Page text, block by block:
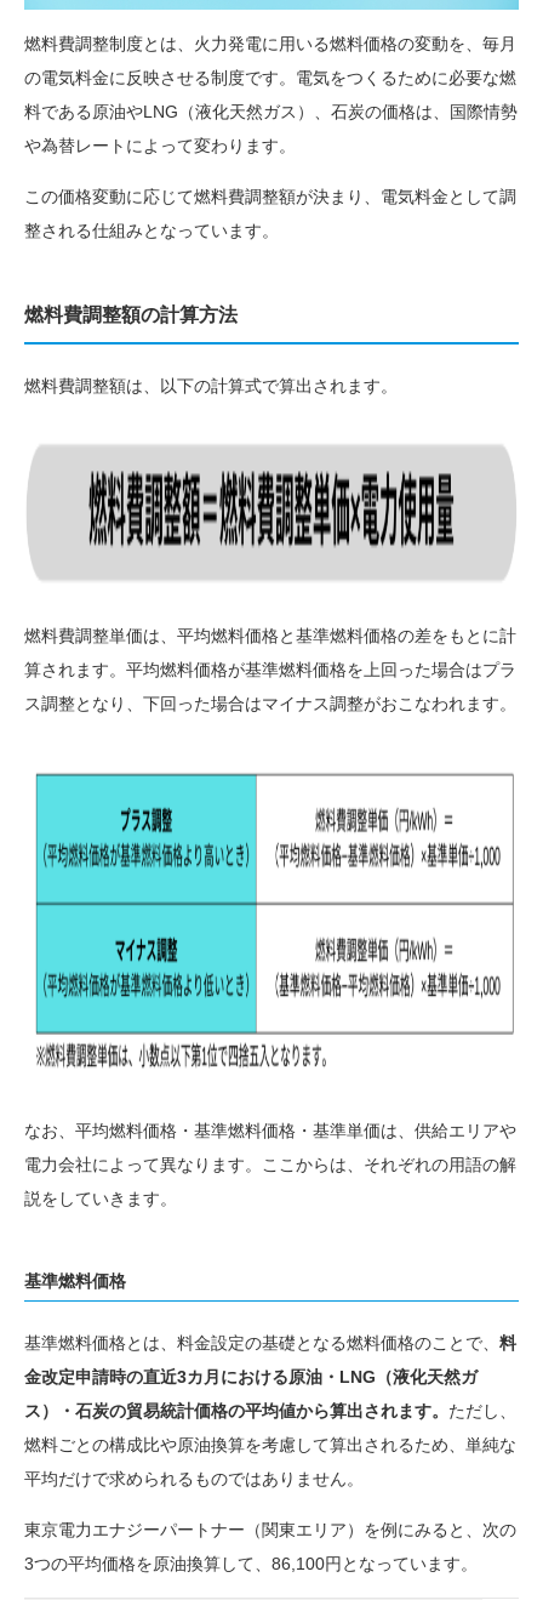
燃料費調整制度とは、​​火力発電に用いる燃料価格の変動を、毎月
の電気料金に反映させる制度です。電気をつくるために必要な燃
料である原油やLNG（液化天然ガス）、石炭の価格は、国際情勢
や為替レートによって変わります。
この価格変動に応じて燃料費調整額が決まり、電気料金として調
整される仕組みとなっています。
燃料費調整額の計算方法
燃料費調整額は、以下の計算式で算出されます。
燃料費調整単価は、平均燃料価格と基準燃料価格の差をもとに計
算されます。平均燃料価格が基準燃料価格を上回った場合はプラ
ス調整となり、下回った場合はマイナス調整がおこなわれます。
なお、平均燃料価格・基準燃料価格・基準単価は、供給エリアや
電力会社によって異なります。ここからは、それぞれの用語の解
説をしていきます。
基準燃料価格
基準燃料価格とは、料金設定の基礎となる燃料価格のことで、 料
金改定申請時の直近3カ月における原油・LNG（液化天然ガ
ス）・石炭の貿易統計価格の平均値から算出されます。 ただし、
燃料ごとの構成比や原油換算を考慮して算出されるため、単純な
平均だけで求められるものではありません。
東京電力エナジーパートナー（関東エリア）を例にみると、次の
3つの平均価格を原油換算して、86,100円となっています。